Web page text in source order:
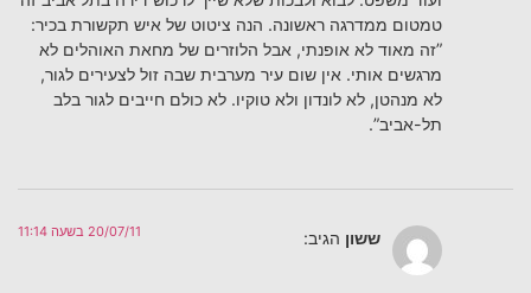
טמטום ממדרגה ראשונה. הנה ציטוט של איש תקשורת בכיר:
”זה מאוד לא אופנתי, אבל הלוזרים של מחאת האוהלים לא
מרגשים אותי. אין שום עיר מערבית שבה זול לצעירים לגור,
לא מנהטן, לא לונדון ולא טוקיו. לא כולם חייבים לגור בלב
תל-אביב”.
ששון הגיב: 20/07/11 בשעה 11:14